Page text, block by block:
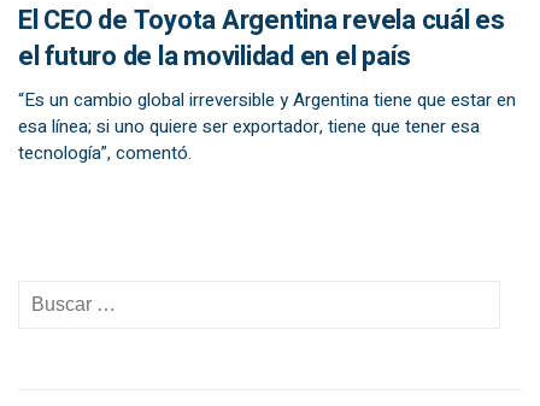
El CEO de Toyota Argentina revela cuál es
el futuro de la movilidad en el país
“Es un cambio global irreversible y Argentina tiene que estar en
esa línea; si uno quiere ser exportador, tiene que tener esa
tecnología”, comentó.